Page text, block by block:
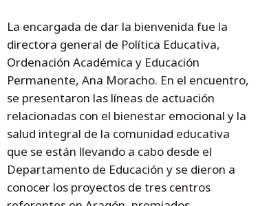
La encargada de dar la bienvenida fue la
directora general de Política Educativa,
Ordenación Académica y Educación
Permanente, Ana Moracho. En el encuentro,
se presentaron las líneas de actuación
relacionadas con el bienestar emocional y la
salud integral de la comunidad educativa
que se están llevando a cabo desde el
Departamento de Educación y se dieron a
conocer los proyectos de tres centros